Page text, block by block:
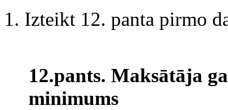
1. Izteikt 12. panta pirmo
12.pants. Maksātāja
minimums